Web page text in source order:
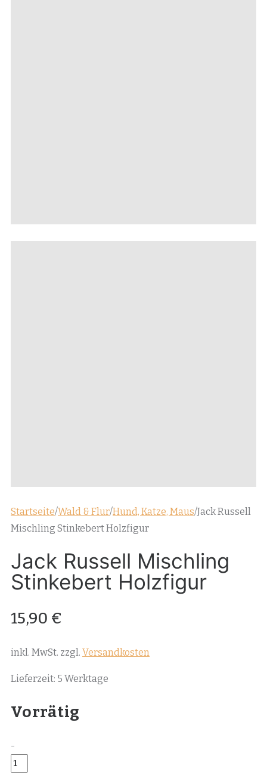
Startseite/Wald & Flur/Hund, Katze, Maus/Jack Russell
Mischling Stinkebert Holzfigur
Jack Russell Mischling
Stinkebert Holzfigur
15,90 €
inkl. MwSt. zzgl. Versandkosten
Lieferzeit: 5 Werktage
Vorrätig
-
Jack